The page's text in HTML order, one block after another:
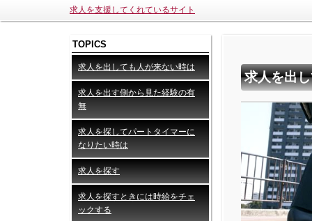
求人を支援してくれているサイト
TOPICS
求人を出しても人が来ない時は
求人を出す側から見た経験の有
無
求人を探してパートタイマーに
なりたい時は
求人を探す
求人を探すときには時給をチェ
ックする
求人を出